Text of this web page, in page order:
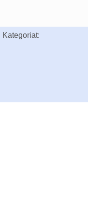
Kategoriat: